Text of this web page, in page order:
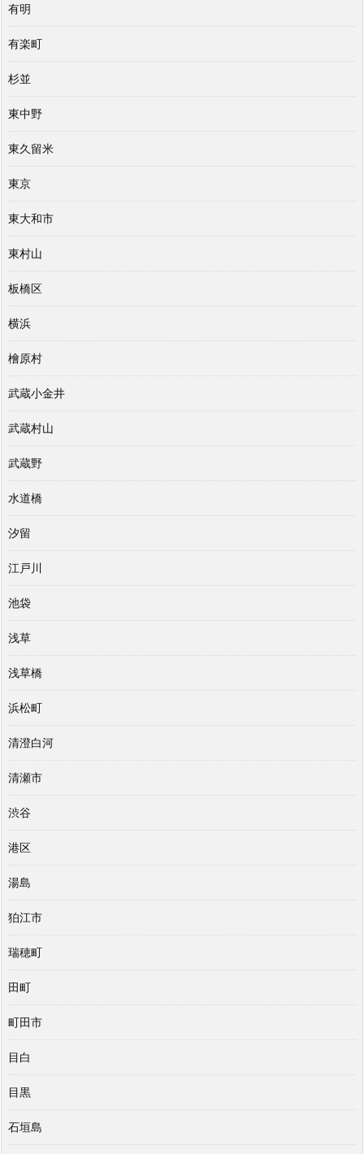
有明
有楽町
杉並
東中野
東久留米
東京
東大和市
東村山
板橋区
横浜
檜原村
武蔵小金井
武蔵村山
武蔵野
水道橋
汐留
江戸川
池袋
浅草
浅草橋
浜松町
清澄白河
清瀬市
渋谷
港区
湯島
狛江市
瑞穂町
田町
町田市
目白
目黒
石垣島